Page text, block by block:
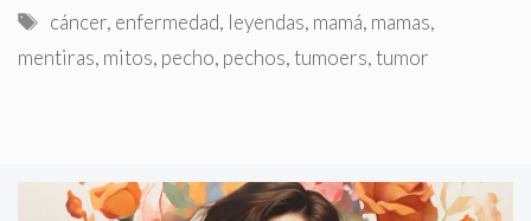
Etiquetas
cáncer, enfermedad, leyendas, mamá, mamas,
mentiras, mitos, pecho, pechos,tumoers,tumor